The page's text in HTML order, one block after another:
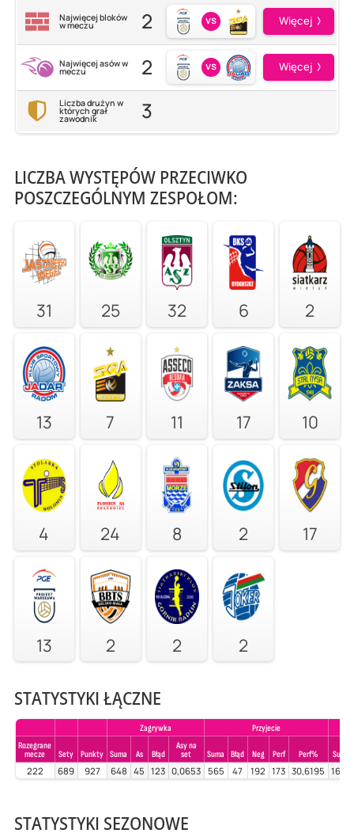
Najwięcej bloków
w meczu 2 vs Więcej
Najwięcej asów w
meczu 2 vs Więcej
Liczba drużyn w
których grał
zawodnik 3
LICZBA WYSTĘPÓW PRZECIWKO
POSZCZEGÓLNYM ZESPOŁOM:
31 25 32 6 2
13 7 11 17 10
4 24 8 2 17
13 2 2 2
STATYSTYKI ŁĄCZNE
Zagrywka
Przyjecie
Rozegrane
mecze
Sety Punkty Suma As Błąd
Asy na
set
Suma Błąd Neg Perf Perf% Suma
222 689 927 648 45 123 0,0653 565 47 192 173 30,6195 1660
STATYSTYKI SEZONOWE